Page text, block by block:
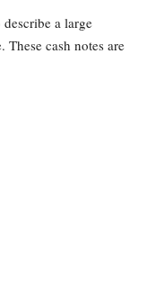
a large
These cash notes are